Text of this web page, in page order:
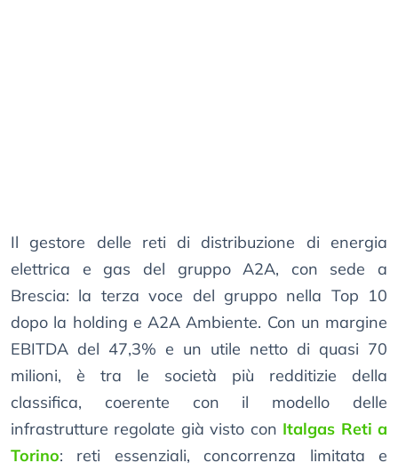
Il gestore delle reti di distribuzione di energia
elettrica e gas del gruppo A2A, con sede a
Brescia: la terza voce del gruppo nella Top 10
dopo la holding e A2A Ambiente. Con un margine
EBITDA del 47,3% e un utile netto di quasi 70
milioni, è tra le società più redditizie della
classifica, coerente con il modello delle
infrastrutture regolate già visto con Italgas Reti a
Torino: reti essenziali, concorrenza limitata e